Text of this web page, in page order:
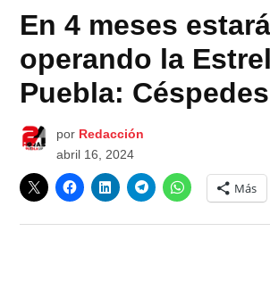
En 4 meses estará
operando la
Puebla: Céspedes
por Redacción
abril 16, 2024
Más